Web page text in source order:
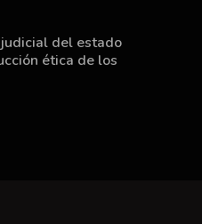
del estado
ética de los